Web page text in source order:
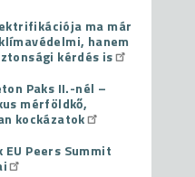
ma már
hanem
kérdés is
Paks II.-nél –
mérföldkő,
kockázatok
EU Peers Summit